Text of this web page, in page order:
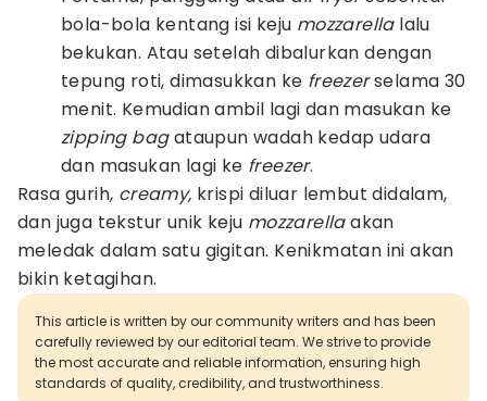
bola-bola kentang isi keju mozzarellalalu
bekukan. Atau setelah dibalurkan dengan
tepung roti, dimasukkan ke freezerselama 30
menit. Kemudian ambil lagi dan masukan ke
zipping bagataupun wadah kedap udara
dan masukan lagi ke freezer.
Rasa gurih, creamy, krispi diluar lembut didalam,
dan juga tekstur unik keju mozzarellaakan
meledak dalam satu gigitan. Kenikmatan ini akan
bikin ketagihan.
This article is written by our community writers and has been
carefully reviewed by our editorial team. We strive to provide
the most accurate and reliable information, ensuring high
standards of quality, credibility, and trustworthiness.